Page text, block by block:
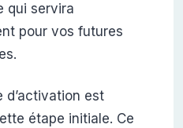
qui servira
pour vos futures
d’activation est
étape initiale. Ce